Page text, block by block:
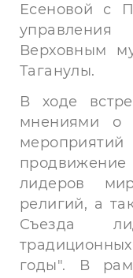
Есеновой с
управления
Верховным
Таганулы.
В ходе
мнениями о
продвижение
лидеров
религий, а
Съезда
годы". В